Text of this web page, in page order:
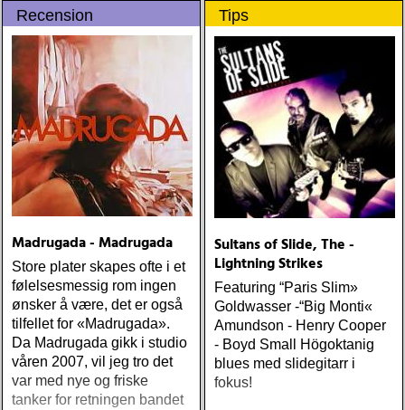
Recension
Madrugada - Madrugada
Store plater skapes ofte i et
følelsesmessig rom ingen
ønsker å være, det er også
tilfellet for «Madrugada».
Da Madrugada gikk i studio
våren 2007, vil jeg tro det
var med nye og friske
tanker for retningen bandet
Tips
Sultans of Slide, The -
Lightning Strikes
Featuring “Paris Slim»
Goldwasser -“Big Monti«
Amundson - Henry Cooper
- Boyd Small Högoktanig
blues med slidegitarr i
fokus!